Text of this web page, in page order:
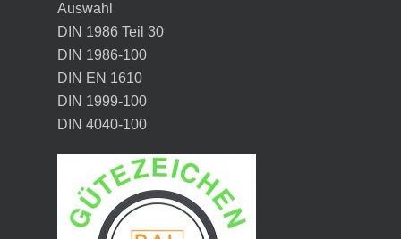
Auswahl
DIN 1986 Teil 30
DIN 1986-100
DIN EN 1610
DIN 1999-100
DIN 4040-100